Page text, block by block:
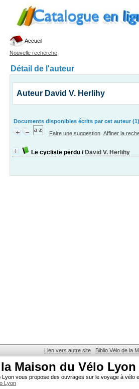
Accueil
Nouvelle recherche
Détail de l'auteur
Auteur David V. Herlihy
Documents disponibles écrits par cet auteur (1)
Faire une suggestion Affiner la
Le cycliste perdu / David V. Herlihy
Lien vers autre site Biblio Vélo de la
Maison du Vélo Lyon
Lyon vous propose des ouvrages sur le voyage à
Lyon